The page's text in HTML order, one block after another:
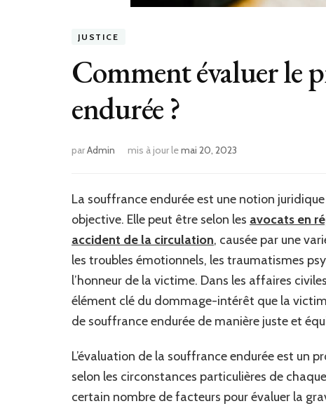
JUSTICE
Comment évaluer le
endurée ?
parAdmin mis à jour lemai 20, 2023
La souffrance endurée est une notion
objective. Elle peut être selon les avocats en
accident de la circulation, causée par une
les troubles émotionnels, les traumatismes
l’honneur de la victime. Dans les affaires
élément clé du dommage-intérêt que la
de souffrance endurée de manière juste et
L’évaluation de la souffrance endurée est un
selon les circonstances particulières de
certain nombre de facteurs pour évaluer la